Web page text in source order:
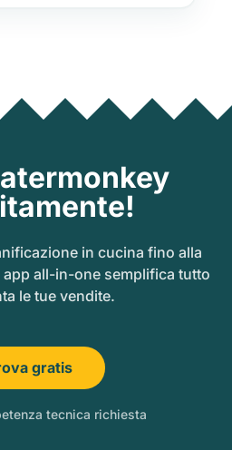
in cucina fino alla
all-in-one semplifica tutto
le tue vendite.
gratis
tecnica richiesta